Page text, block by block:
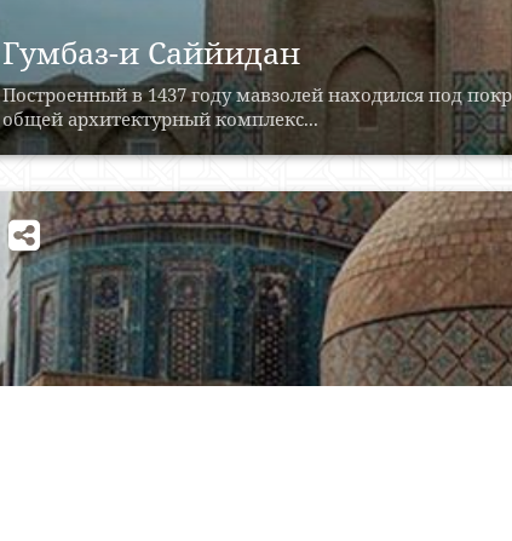
Гумбаз-и Саййидан
Построенный в 1437 году мавзолей находился под
общей архитектурный комплекс...